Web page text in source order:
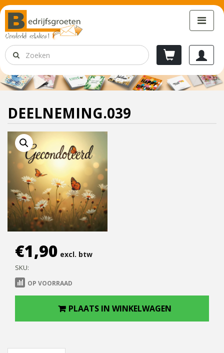
DEELNEMING.039
€1,90 excl. btw
SKU:
OP VOORRAAD
PLAATS IN WINKELWAGEN